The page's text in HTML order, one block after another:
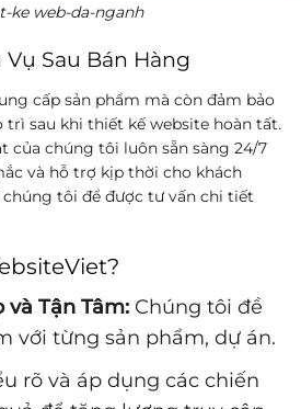
ke web-da-nganh
Sau Bán Hàng
cấp sản phẩm mà còn đảm bảo
sau khi thiết kế website hoàn tất.
chúng tôi luôn sẵn sàng 24/7
và hỗ trợ kịp thời cho khách
chúng tôi để được tư vấn chi tiết
Tận Tâm: Chúng tôi đề
với từng sản phẩm, dự án.
rõ và áp dụng các chiến